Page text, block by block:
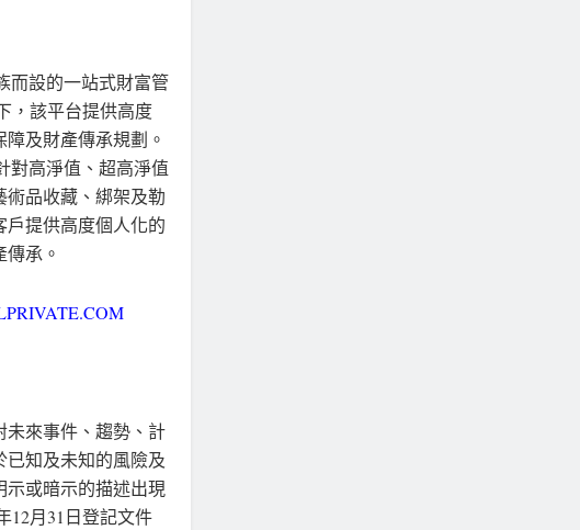
而設的一站式財富管
，該平台提供高度
及財產傳承規劃。
對高淨值、超高淨值
品收藏、綁架及勒
提供高度個人化的
承。
未來事件、趨勢、計
知及未知的風險及
或暗示的描述出現
12月31日登記文件